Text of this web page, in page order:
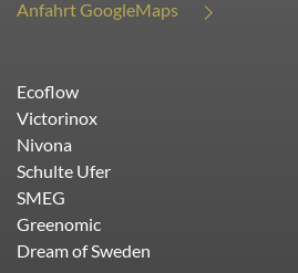
Anfahrt GoogleMaps
Ecoflow
Victorinox
Nivona
Schulte Ufer
SMEG
Greenomic
Dream of Sweden